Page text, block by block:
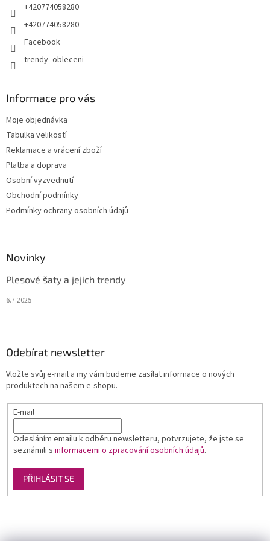
+420774058280
+420774058280
Facebook
trendy_obleceni
Informace pro vás
Moje objednávka
Tabulka velikostí
Reklamace a vrácení zboží
Platba a doprava
Osobní vyzvednutí
Obchodní podmínky
Podmínky ochrany osobních údajů
Novinky
Plesové šaty a jejich trendy
6.7.2025
Odebírat newsletter
Vložte svůj e-mail a my vám budeme zasílat informace o nových
produktech na našem e-shopu.
E-mail
Odesláním emailu k odběru newsletteru, potvrzujete, že jste se
seznámili s informacemi o zpracování osobních údajů.
PŘIHLÁSIT SE